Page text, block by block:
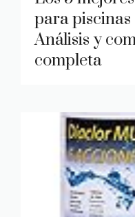
para
Análisis y
completa